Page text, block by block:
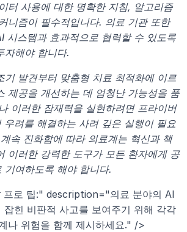
터 사용에 대한 명확한 지침, 알고리즘
니즘이 필수적입니다. 의료 기관 또한
시스템과 효과적으로 협력할 수 있도록
자해야 합니다.
기 발견부터 맞춤형 치료 최적화에 이르
제공을 개선하는 데 엄청난 가능성을 품
이러한 잠재력을 실현하려면 프라이버
우려를 해결하는 사려 깊은 실행이 필요
속 진화함에 따라 의료계는 혁신과 책
이러한 강력한 도구가 모든 환자에게 공
기여하도록 해야 합니다.
로 팁:" description="의료 분야의 AI
잡힌 비판적 사고를 보여주기 위해 각각
나 위험을 함께 제시하세요." />